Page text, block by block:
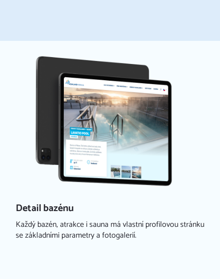
Detail bazénu
Každý bazén, atrakce i sauna má vlastní profilovou stránku
se základními parametry a fotogalerií.